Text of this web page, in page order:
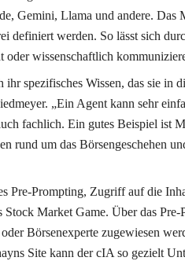
Gemini, Llama und andere. Das
definiert werden. So lässt sich
oder wissenschaftlich
spezifisches Wissen, das sie in
„Ein Agent kann sehr
fachlich. Ein gutes Beispiel ist
rund um das Börsengeschehen
Pre-Prompting, Zugriff auf die
Market Game. Über das
Börsenexperte zugewiesen
Site kann der cIA so gezielt